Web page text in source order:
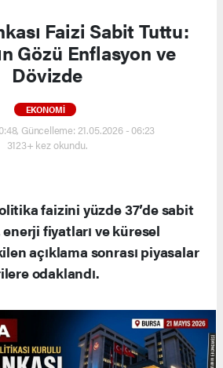
Faizi Sabit Tuttu:
Gözü Enflasyon ve
Dövizde
EKONOMI
Güncelleme: 21.05.2026 - 06:23
3123+ kez okundu.
faizini yüzde 37’de sabit
enerji fiyatları ve küresel
açıklama sonrası piyasalar
odaklandı.